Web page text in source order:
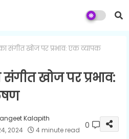
संगीत खोज पर प्रभाव: एक व्यापक
खोज पर प्रभाव:
Kalapith
2024
4 minute read 0